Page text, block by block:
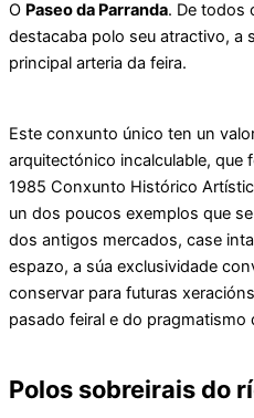
O Paseo da Parranda. De todos
destacaba polo seu atractivo, a
principal arteria da feira.
Este conxunto único ten un
arquitectónico incalculable, que
1985 Conxunto Histórico
un dos poucos exemplos que
dos antigos mercados, case
espazo, a súa exclusividade
conservar para futuras
pasado feiral e do pragmatismo
Polos sobreirais do